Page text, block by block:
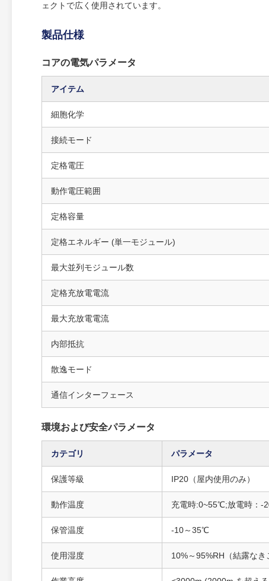
ェクトで広く使用されています。
製品仕様
コアの電気パラメータ
アイテム
細胞化学
接続モード
定格電圧
動作電圧範囲
定格容量
定格エネルギー (単一モジュール)
最大並列モジュール数
定格充放電電流
最大充放電電流
内部抵抗
散逸モード
通信インターフェース
環境および安全パラメータ
カテゴリ パラメータ
保護等級 IP20（屋内使用のみ）
動作温度 充電時:0~55℃;放電時：-
保管温度 -10～35℃
使用湿度 10%～95%RH（結露なき